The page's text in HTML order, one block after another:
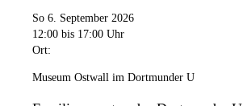
So 6. September 2026
12:00 bis 17:00 Uhr
Ort:
Museum Ostwall im Dortmunder U